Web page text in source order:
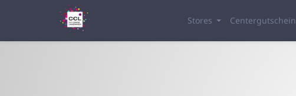
Stores Centergutschein